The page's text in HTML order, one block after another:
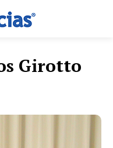
Girotto